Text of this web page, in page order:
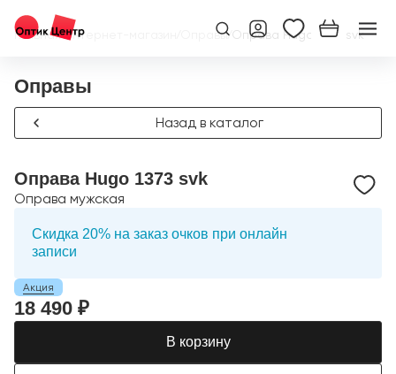
Главная/Интернет-магазин Оправы/Оправа Hugo 1373 svk
Оправы
Назад в каталог
Оправа Hugo 1373 svk
Оправа мужская
Скидка 20% на заказ очков при онлайн
записи
Акция
18 490 ₽
В корзину